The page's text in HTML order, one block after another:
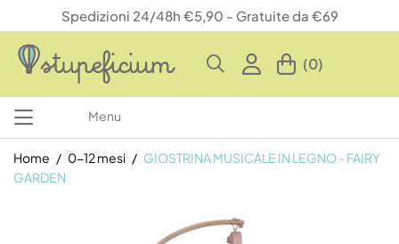
Spedizioni 24/48h €5,90 - Gratuite da €69
(0)
Menu
Home 0-12 mesi
GIOSTRINA MUSICALE IN LEGNO - FAIRY
GARDEN